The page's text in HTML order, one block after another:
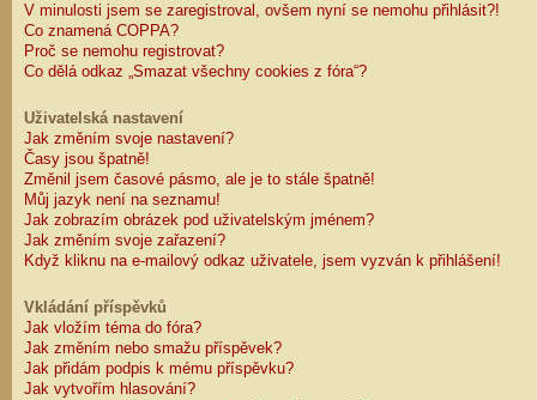
V minulosti jsem se zaregistroval, ovšem nyní se nemohu přihlásit?!
Co znamená COPPA?
Proč se nemohu registrovat?
Co dělá odkaz „Smazat všechny cookies z fóra“?
Uživatelská nastavení
Jak změním svoje nastavení?
Časy jsou špatně!
Změnil jsem časové pásmo, ale je to stále špatně!
Můj jazyk není na seznamu!
Jak zobrazím obrázek pod uživatelským jménem?
Jak změním svoje zařazení?
Když kliknu na e-mailový odkaz uživatele, jsem vyzván k přihlášení!
Vkládání příspěvků
Jak vložím téma do fóra?
Jak změním nebo smažu příspěvek?
Jak přidám podpis k mému příspěvku?
Jak vytvořím hlasování?